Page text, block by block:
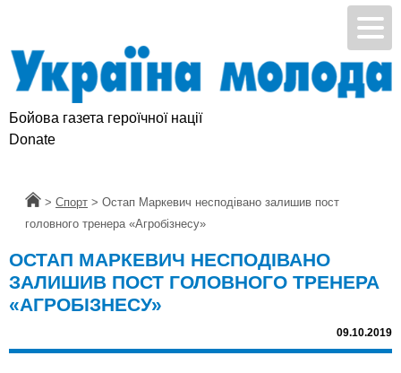
Бойова газета героїчної нації
Donate
Головна
> Спорт > Остап Маркевич несподівано залишив пост
головного тренера «Агробізнесу»
ОСТАП МАРКЕВИЧ НЕСПОДІВАНО
ЗАЛИШИВ ПОСТ ГОЛОВНОГО ТРЕНЕРА
«АГРОБІЗНЕСУ»
09.10.2019